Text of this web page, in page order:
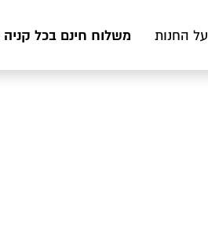
על החנות משלוח חינם בכל קניה מעל 199 ₪